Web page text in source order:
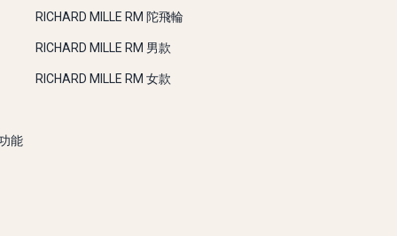
能
RICHARD MILLE RM 陀飛輪
RICHARD MILLE RM 男款
RICHARD MILLE RM 女款